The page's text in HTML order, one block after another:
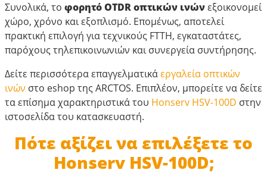
Συνολικά, το φορητό OTDR οπτικών ινώνεξοικονομεί
χώρο, χρόνο και εξοπλισμό. Επομένως, αποτελεί
πρακτική επιλογή για τεχνικούς FTTH, εγκαταστάτες,
παρόχους τηλεπικοινωνιών και συνεργεία συντήρησης.
Δείτε περισσότερα επαγγελματικάεργαλεία οπτικών
ινών στο eshop της ARCTOS. Επιπλέον, μπορείτε να δείτε
τα επίσημα χαρακτηριστικά του Honserv HSV-100D στην
ιστοσελίδα του κατασκευαστή.
Πότε αξίζει να επιλέξετε το
Honserv HSV-100D;